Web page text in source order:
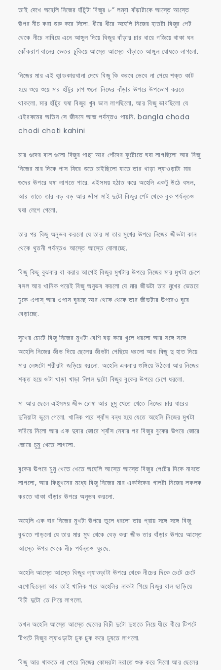
তাই দেখে অহেলি নিজের হাঁটুটা বিজুর ৮” লম্বা বাঁড়াটাকে আস্তে আস্তে
ঊপর নীচ করা শুরু করে দিলো. ধীরে ধীরে অহেলি নিজের হাতটা বিজুর পেট
থেকে নীচে নাবিয়ে এনে আঙ্গুল দিয়ে বিজুর বাঁড়ার চার ধারে গজিয়ে থাকা ঘন
কোঁকরাণ বালের ভেতর ঢুকিয়ে আস্তে আস্তে বাঁড়াতে আঙ্গুল ঘোষতে লাগলো.
নিজের মার এই কান্ডকারখানা দেখে বিজু কি করবে ভেবে না পেয়ে শক্ত কাট
হয়ে শুয়ে শুয়ে মার হাঁটুর চাপ গুলো নিজের বাঁড়ার ঊপরে উপভোগ করতে
থাকলো. মার হাঁটুর ঘষা বিজুর খুব ভাল লাগছিলো, আর বিজু ভাবছিলো যে
এইরকমের অতিন সে জীবনে আজ পর্যন্তও পায়নি. bangla choda
chodi choti kahini
মার গুদের বাল গুলো বিজুর পাছা আর পোঁদের ফুটোতে ঘষা লাগছিলো আর বিজু
নিজের মার দিকে পাস ফিরে শুতে চাইছিলো যাতে তার খাড়া ল্যাওড়াটা মার
গুদের ঊপরে ঘষা লাগতে পারে. এইসময় হঠাত করে অহেলি একটু উঠে বসল,
আর তাতে তার বড় বড় আর ডাঁসা মাই দুটো বিজুর পেট থেকে বুক পর্যন্তও
ঘষা লেগে গেলো.
তার পর বিজু অনুভব করলো যে তার মা তার মুখের ঊপরে নিজের জীভটা কান
থেকে থুতনী পর্যন্তও আস্তে আস্তে বোলাচ্ছে.
বিজু কিছু বুঝবার বা করার আগেই বিজুর মুখটার ঊপরে নিজের মার মুখটা চেপে
বসল আর খানিক পরেই বিজু অনুভব করলো যে মার জীভটা তার মুখের ভেতরে
ঢুকে এপাস্ আর ওপাস ঘুরছে আর থেকে থেকে তার জীভটার ঊপরেও ঘুরে
বেড়াচ্ছে.
সুখের চোটে বিজু নিজের মুখটা বেশি বড় করে খুলে ধরলো আর সঙ্গে সঙ্গে
অহেলি নিজের জীভ দিয়ে ছেলের জীভটা পেছিয়ে ধরলো আর বিজু দু হাত দিয়ে
মার লেঙ্গটো শরীরটা জড়িয়ে ধরলো. অহেলি একবার গুঙ্গিয়ে উঠলো আর নিজের
শক্ত হয়ে ওটা খাড়া খাড়া নিপল দুটো বিজুর বুকের ঊপরে চেপে ধরলো.
মা আর ছেলে এইসময় জীভ চোষা আর চুমু খেতে খেতে নিজের চার ধারের
দুনিয়াটা ভুলে গেলো. খানিক পরে শ্বাঁস বন্ধ হয়ে যেতে অহেলি নিজের মুখটা
সরিয়ে নিলো আর এক দুবার জোরে শ্বাঁস নেবার পর বিজুর বুকের ঊপরে জোরে
জোরে চুমু খেতে লাগলো.
বুকের ঊপরে চুমু খেতে খেতে অহেলি আস্তে আস্তে বিজুর পেটের দিকে নাবতে
লাগলো, আর কিছুখনের মধ্যে বিজু নিজের মার একদিকের গালটা নিজের লকলক
করতে থাকা বাঁড়ার ঊপরে অনুভব করলো.
অহেলি এক বার নিজের মুখটা ঊপরে তুলে ধরলো তার প্রায় সঙ্গে সঙ্গে বিজু
বুঝতে পাড়লো যে তার মার মুখ থেকে বেড় করা জীভ তার বাঁড়ার ঊপরে আস্তে
আস্তে ঊপর থেকে নীচ পর্যন্তও ঘুরছে.
অহেলি আস্তে আস্তে বিজুর ল্যাওড়াটা ঊপরে থেকে নীচের দিকে চেটে চেটে
এগোছিল্লো আর তাই খানিক পরে অহেলির নাকটা গিয়ে বিজুর বাল ছাড়িয়ে
বিচী দুটো তে গিয়ে লাগলো.
তখন অহেলি আস্তে আস্তে ছেলের বিচী দুটো দুহাতে নিয়ে ধীরে ধীরে টিপটে
টিপটে বিজুর ল্যাওড়াটা চুক চুক করে চুষতে লাগলো.
বিজু আর থাকতে না পেরে নিজের কোমরটা নরাতে শুরু করে দিলো আর ছেলের